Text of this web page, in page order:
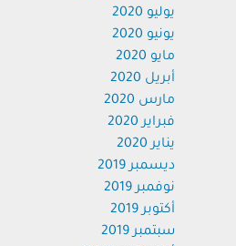
يوليو 2020
يونيو 2020
مايو 2020
أبريل 2020
مارس 2020
فبراير 2020
يناير 2020
ديسمبر 2019
نوفمبر 2019
أكتوبر 2019
سبتمبر 2019